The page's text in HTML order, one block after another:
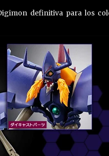
definitiva para los